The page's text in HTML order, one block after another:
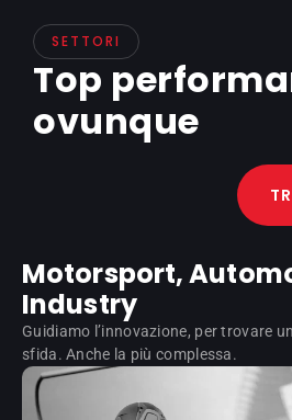
SETTORI
Top
ovunque
Motorsport,
Industry
Guidiamo l’innovazione, per trovare
sfida. Anche la più complessa.